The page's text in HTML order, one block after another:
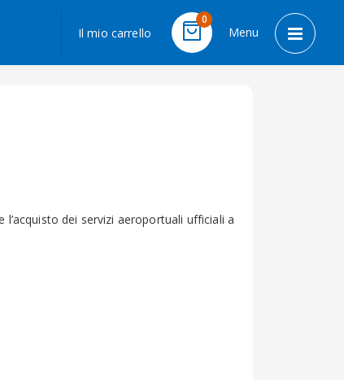
Menu
Cart
0
Il mio carrello
l’acquisto dei servizi aeroportuali ufficiali a